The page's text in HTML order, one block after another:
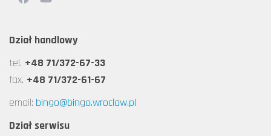
Dział handlowy
tel. +48 71/372-67-33
fax. +48 71/372-61-67
email: bingo@bingo.wroclaw.pl
Dział serwisu